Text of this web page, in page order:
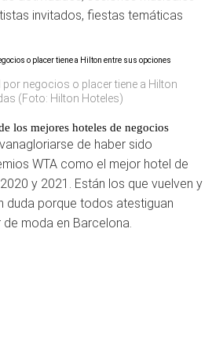
invitados, fiestas temáticas
por negocios o placer tiene a Hilton
(Foto: Hilton Hoteles)
los mejores hoteles de negocios
de haber sido
WTA como el mejor hotel de
y 2021. Están los que vuelven y
duda porque todos atestiguan
moda en Barcelona.